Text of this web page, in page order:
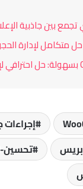
تحسين-